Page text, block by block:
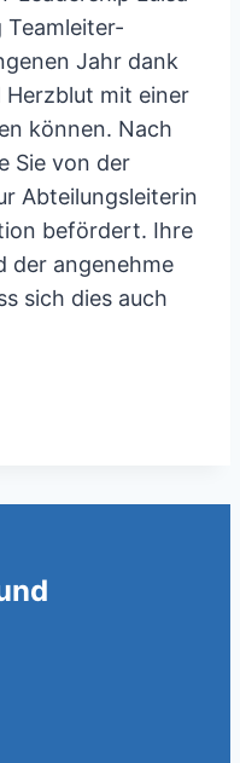
Teamleiter-
Jahr dank
Herzblut mit einer
können. Nach
Sie von der
Abteilungsleiterin
befördert. Ihre
der angenehme
sich dies auch